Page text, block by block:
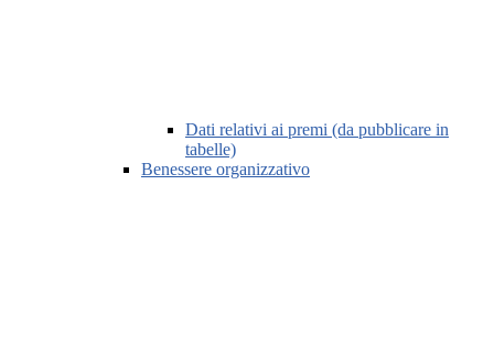
Dati relativi ai premi (da pubblicare in
tabelle)
Benessere organizzativo